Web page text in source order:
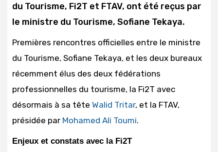
du Tourisme, Fi2T et FTAV, ont été reçus par
le ministre du Tourisme, Sofiane Tekaya.
Premières rencontres officielles entre le ministre
du Tourisme, Sofiane Tekaya, et les deux bureaux
récemment élus des deux fédérations
professionnelles du tourisme, la Fi2T avec
désormais à sa tête Walid Tritar, et la FTAV,
présidée par Mohamed Ali Toumi.
Enjeux et constats avec la Fi2T